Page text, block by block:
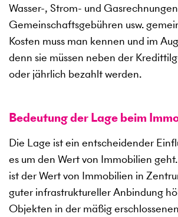
Wasser-, Strom- und
Gemeinschaftsgebühren usw.
Kosten muss man kennen und im
denn sie müssen neben der
oder jährlich bezahlt werden.
Bedeutung der Lage beim
Die Lage ist ein entscheidender
es um den Wert von Immobilien
ist der Wert von Immobilien in
guter infrastruktureller Anbindung
Objekten in der mäßig